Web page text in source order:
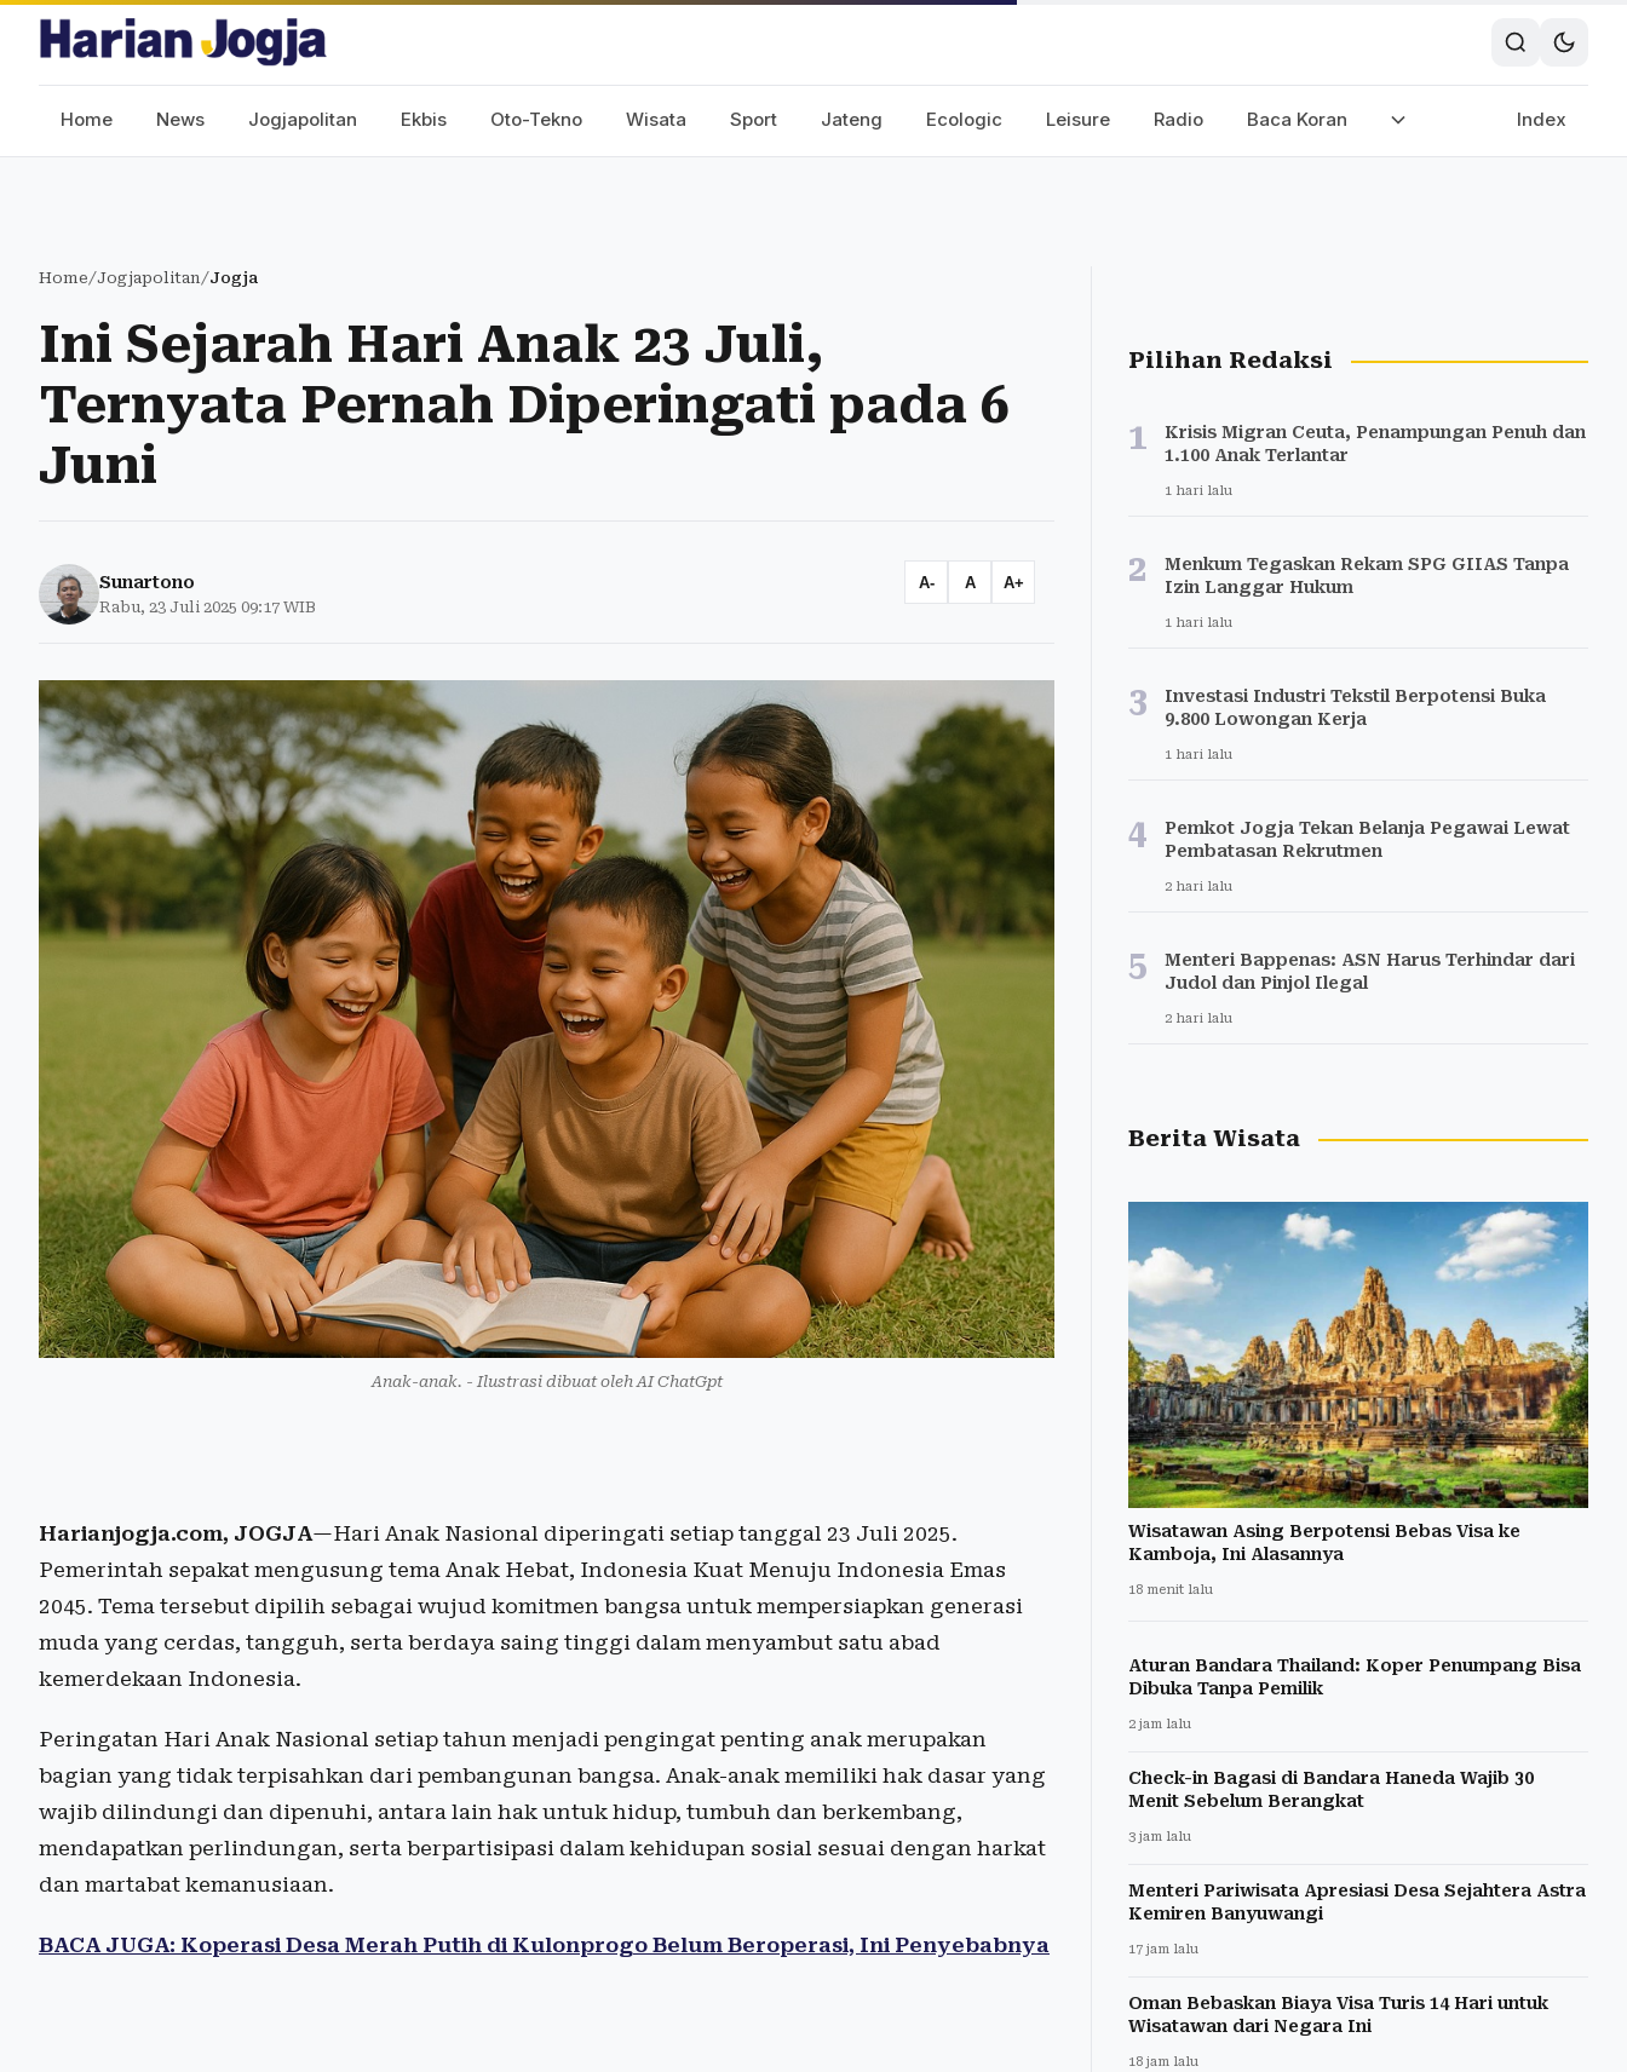
Home News Jogjapolitan Ekbis Oto-Tekno Wisata Sport Jateng Ecologic Leisure Radio Baca Koran Index
Home/Jogjapolitan/Jogja
Ini Sejarah Hari Anak 23 Juli,
Ternyata Pernah Diperingati pada 6
Juni
Sunartono
Rabu, 23 Juli 2025 09:17 WIB
A- A A+
Anak-anak. - Ilustrasi dibuat oleh AI ChatGpt
Harianjogja.com, JOGJA—Hari Anak Nasional diperingati setiap tanggal 23 Juli 2025.
Pemerintah sepakat mengusung tema Anak Hebat, Indonesia Kuat Menuju Indonesia Emas
2045. Tema tersebut dipilih sebagai wujud komitmen bangsa untuk mempersiapkan generasi
muda yang cerdas, tangguh, serta berdaya saing tinggi dalam menyambut satu abad
kemerdekaan Indonesia.
Peringatan Hari Anak Nasional setiap tahun menjadi pengingat penting anak merupakan
bagian yang tidak terpisahkan dari pembangunan bangsa. Anak-anak memiliki hak dasar yang
wajib dilindungi dan dipenuhi, antara lain hak untuk hidup, tumbuh dan berkembang,
mendapatkan perlindungan, serta berpartisipasi dalam kehidupan sosial sesuai dengan harkat
dan martabat kemanusiaan.
BACA JUGA: Koperasi Desa Merah Putih di Kulonprogo Belum Beroperasi, Ini Penyebabnya
Pilihan Redaksi
1
Krisis Migran Ceuta, Penampungan Penuh dan
1.100 Anak Terlantar
1 hari lalu
2
Menkum Tegaskan Rekam SPG GIIAS Tanpa
Izin Langgar Hukum
1 hari lalu
3
Investasi Industri Tekstil Berpotensi Buka
9.800 Lowongan Kerja
1 hari lalu
4
Pemkot Jogja Tekan Belanja Pegawai Lewat
Pembatasan Rekrutmen
2 hari lalu
5
Menteri Bappenas: ASN Harus Terhindar dari
Judol dan Pinjol Ilegal
2 hari lalu
Berita Wisata
Wisatawan Asing Berpotensi Bebas Visa ke
Kamboja, Ini Alasannya
18 menit lalu
Aturan Bandara Thailand: Koper Penumpang Bisa
Dibuka Tanpa Pemilik
2 jam lalu
Check-in Bagasi di Bandara Haneda Wajib 30
Menit Sebelum Berangkat
3 jam lalu
Menteri Pariwisata Apresiasi Desa Sejahtera Astra
Kemiren Banyuwangi
17 jam lalu
Oman Bebaskan Biaya Visa Turis 14 Hari untuk
Wisatawan dari Negara Ini
18 jam lalu